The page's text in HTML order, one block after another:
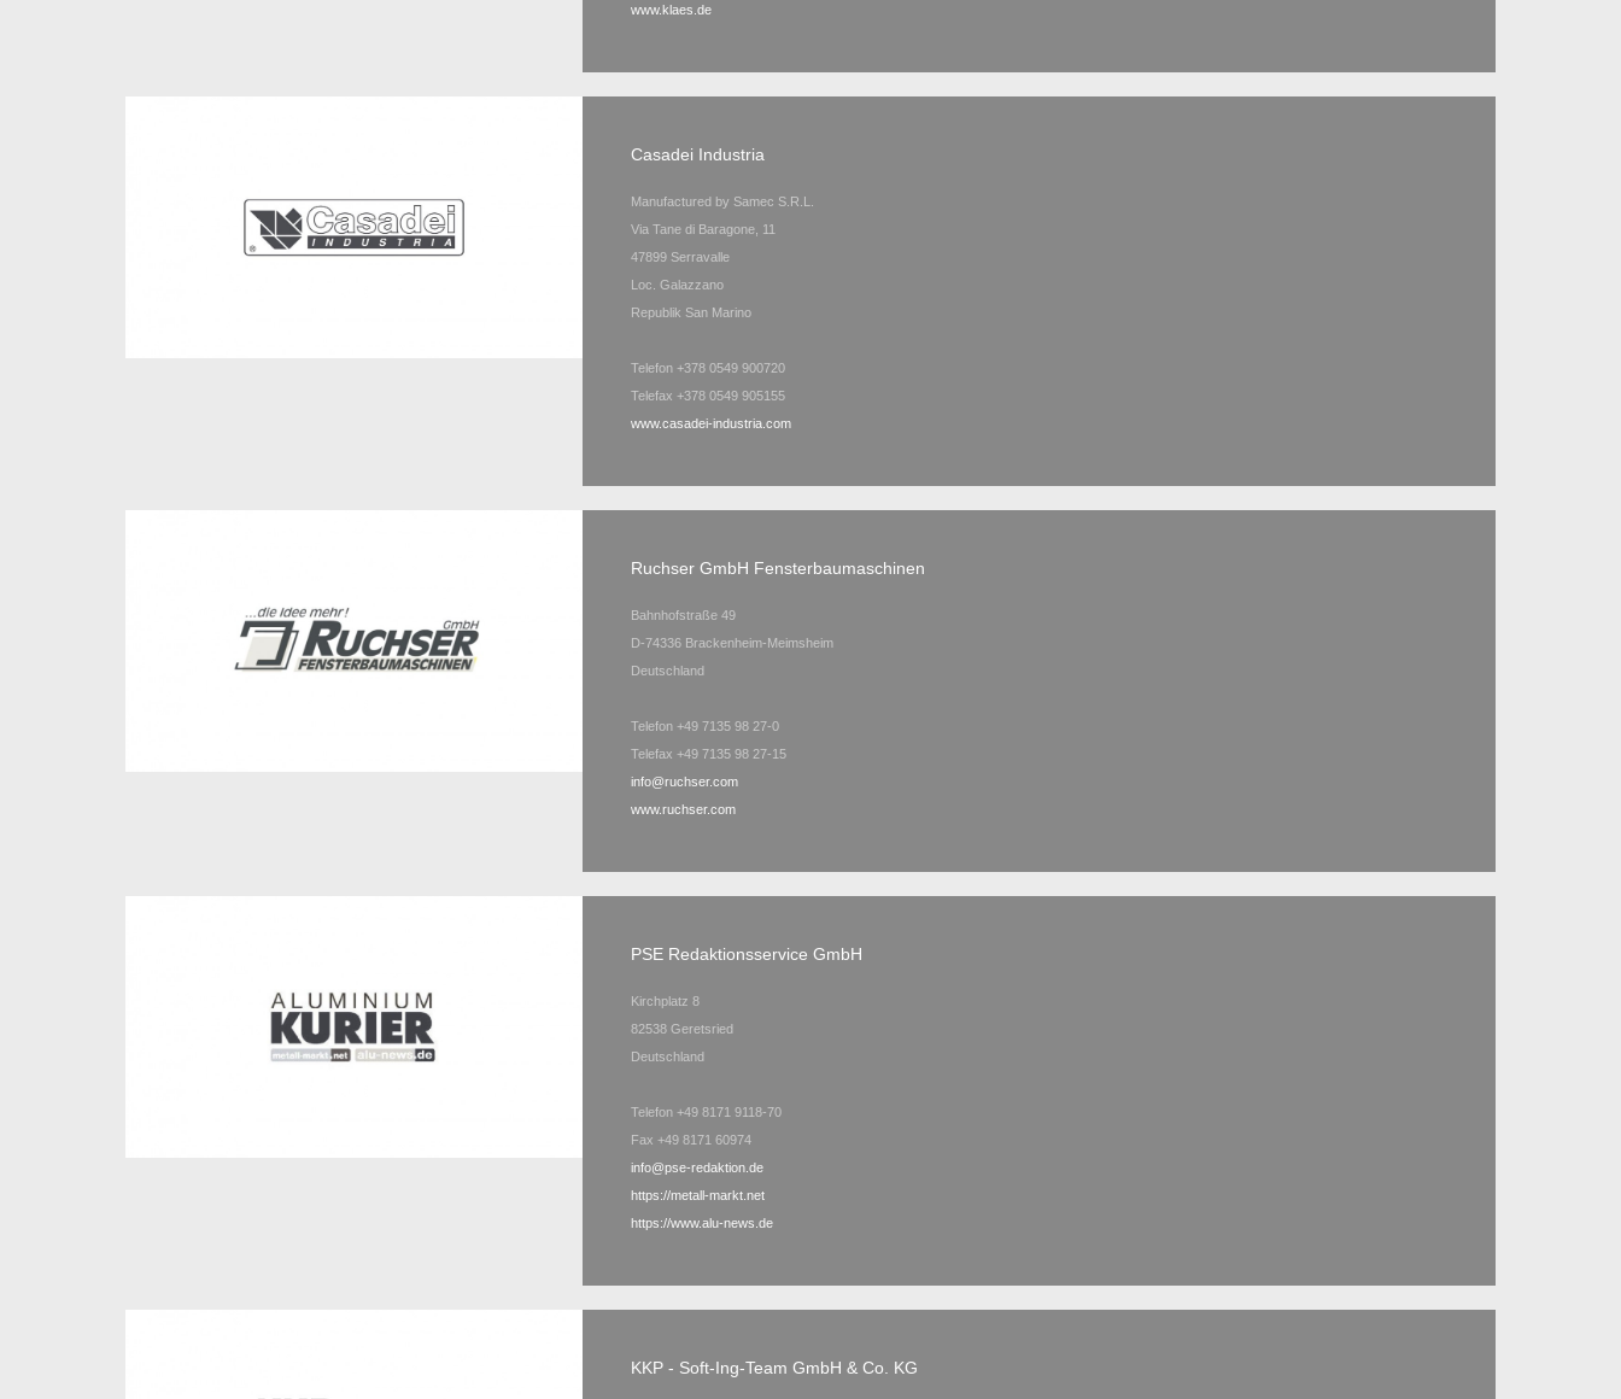
www.klaes.de
Casadei Industria
Manufactured by Samec S.R.L.
Via Tane di Baragone, 11
47899 Serravalle
Loc. Galazzano
Republik San Marino
Telefon +378 0549 900720
Telefax +378 0549 905155
www.casadei-industria.com
Ruchser GmbH Fensterbaumaschinen
Bahnhofstraße 49
D-74336 Brackenheim-Meimsheim
Deutschland
Telefon +49 7135 98 27-0
Telefax +49 7135 98 27-15
info@ruchser.com
www.ruchser.com
PSE Redaktionsservice GmbH
Kirchplatz 8
82538 Geretsried
Deutschland
Telefon +49 8171 9118-70
Fax +49 8171 60974
info@pse-redaktion.de
https://metall-markt.net
https://www.alu-news.de
KKP - Soft-Ing-Team GmbH & Co. KG